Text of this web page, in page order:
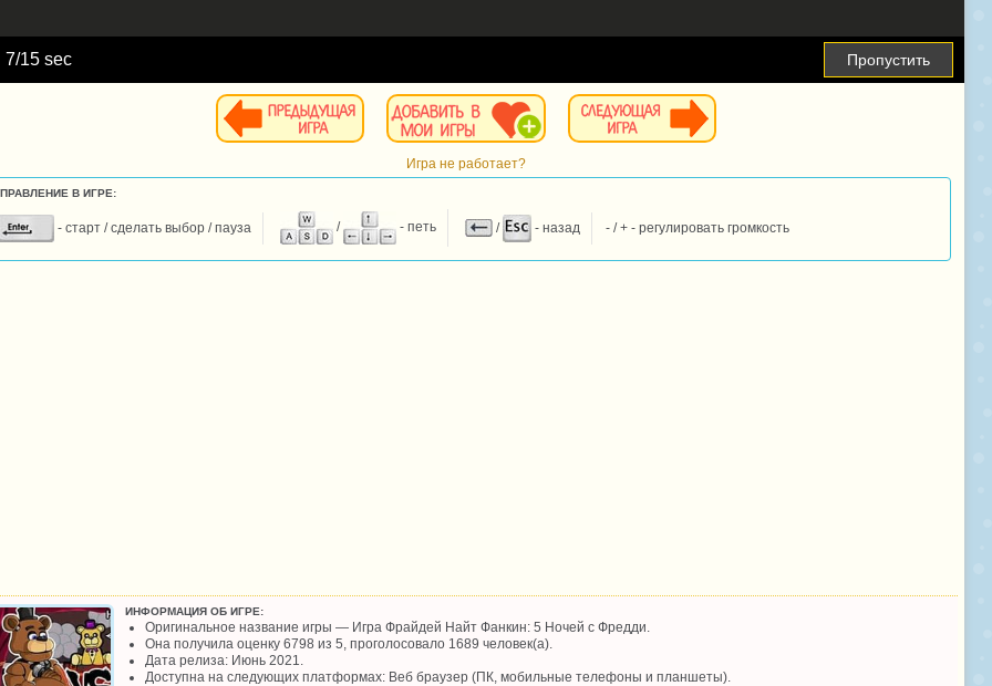
8/15 sec Пропустить
Игра не работает?
В ИГРЕ:
- старт / сделать выбор / пауза / - петь / - назад - / + - регулировать громкость
ИНФОРМАЦИЯ ОБ ИГРЕ:
Оригинальное название игры — Игра Фрайдей Найт Фанкин: 5 Ночей с Фредди.
Она получила оценку 6798 из 5, проголосовало 1689 человек(а).
Дата релиза: Июнь 2021.
Доступна на следующих платформах: Веб браузер (ПК, мобильные телефоны и планшеты).